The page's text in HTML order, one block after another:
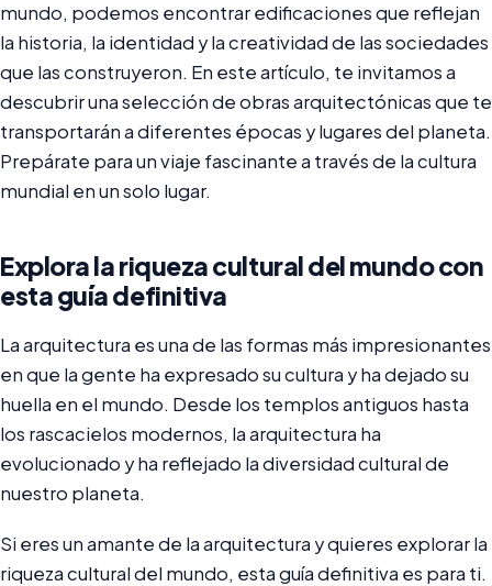
mundo, podemos encontrar edificaciones que reflejan
la historia, la identidad y la creatividad de las sociedades
que las construyeron. En este artículo, te invitamos a
descubrir una selección de obras arquitectónicas que te
transportarán a diferentes épocas y lugares del planeta.
Prepárate para un viaje fascinante a través de la cultura
mundial en un solo lugar.
Explora la riqueza cultural del mundo con
esta guía definitiva
La arquitectura es una de las formas más impresionantes
en que la gente ha expresado su cultura y ha dejado su
huella en el mundo. Desde los templos antiguos hasta
los rascacielos modernos, la arquitectura ha
evolucionado y ha reflejado la diversidad cultural de
nuestro planeta.
Si eres un amante de la arquitectura y quieres explorar la
riqueza cultural del mundo, esta guía definitiva es para ti.